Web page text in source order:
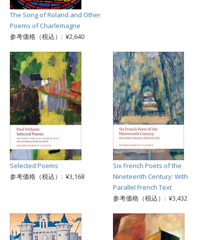
The Song of Roland and Other
Poems of Charlemagne
参考価格（税込）: ¥2,640
Selected Poems
参考価格（税込）: ¥3,168
Six French Poets of the
Nineteenth Century: With
Parallel French Text
参考価格（税込）: ¥3,432